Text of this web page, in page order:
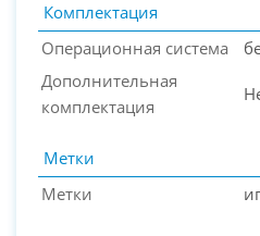
Комплектация
Операционная система
Дополнительная
комплектация
Метки
Метки